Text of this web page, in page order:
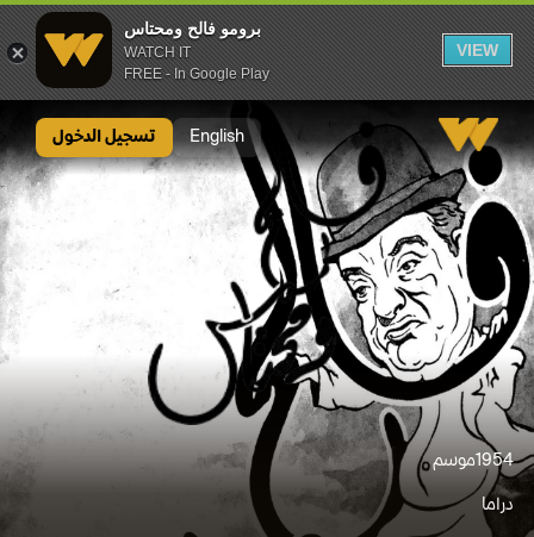
برومو فالح ومحتاس
WATCH IT
FREE - In Google Play
VIEW
English تسجيل الدخول
1954موسم
دراما